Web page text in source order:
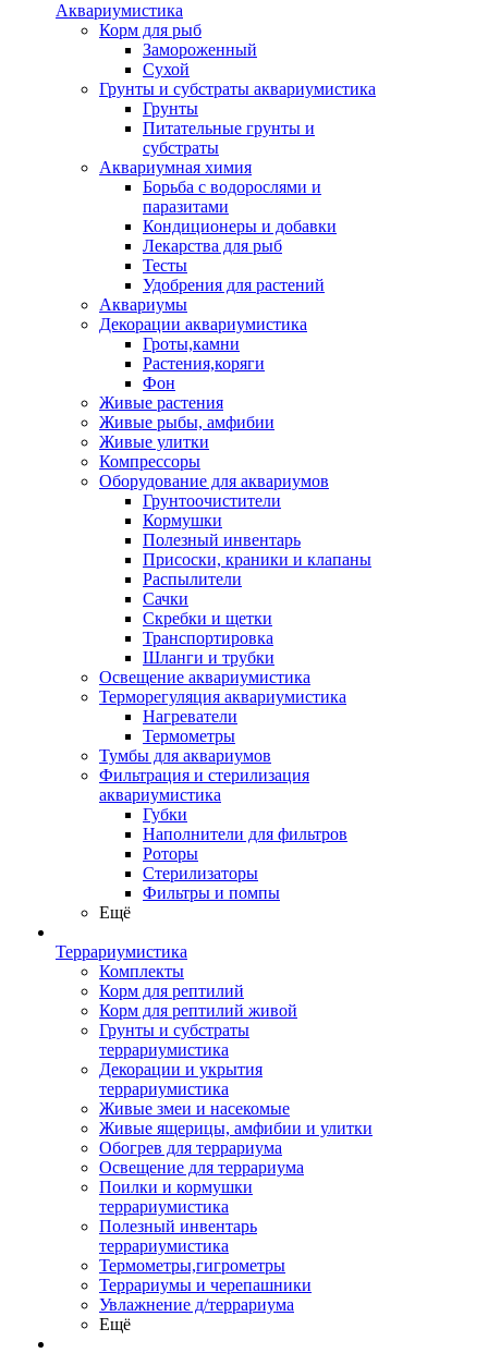
Аквариумистика
Корм для рыб
Замороженный
Сухой
Грунты и субстраты аквариумистика
Грунты
Питательные грунты и
субстраты
Аквариумная химия
Борьба с водорослями и
паразитами
Кондиционеры и добавки
Лекарства для рыб
Тесты
Удобрения для растений
Аквариумы
Декорации аквариумистика
Гроты,камни
Растения,коряги
Фон
Живые растения
Живые рыбы, амфибии
Живые улитки
Компрессоры
Оборудование для аквариумов
Грунтоочистители
Кормушки
Полезный инвентарь
Присоски, краники и клапаны
Распылители
Сачки
Скребки и щетки
Транспортировка
Шланги и трубки
Освещение аквариумистика
Терморегуляция аквариумистика
Нагреватели
Термометры
Тумбы для аквариумов
Фильтрация и стерилизация
аквариумистика
Губки
Наполнители для фильтров
Роторы
Стерилизаторы
Фильтры и помпы
Ещё
Террариумистика
Комплекты
Корм для рептилий
Корм для рептилий живой
Грунты и субстраты
террариумистика
Декорации и укрытия
террариумистика
Живые змеи и насекомые
Живые ящерицы, амфибии и улитки
Обогрев для террариума
Освещение для террариума
Поилки и кормушки
террариумистика
Полезный инвентарь
террариумистика
Термометры,гигрометры
Террариумы и черепашники
Увлажнение д/террариума
Ещё